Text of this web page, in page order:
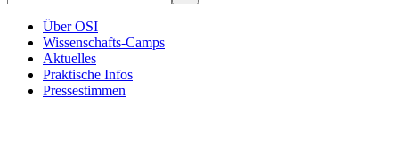
Über OSI
Wissenschafts-Camps
Aktuelles
Praktische Infos
Pressestimmen